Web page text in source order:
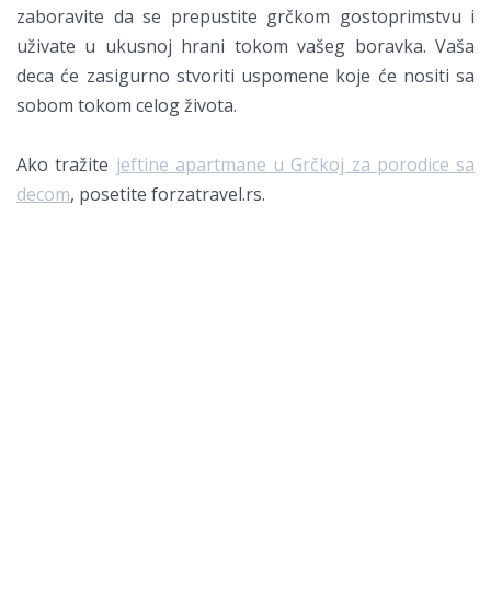
zaboravite da se prepustite grčkom gostoprimstvu i
uživate u ukusnoj hrani tokom vašeg boravka. Vaša
deca će zasigurno stvoriti uspomene koje će nositi sa
sobom tokom celog života.
Ako tražite jeftine apartmane u Grčkoj za porodice sa
decom, posetite forzatravel.rs.